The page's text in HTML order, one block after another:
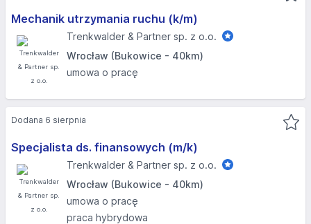
Mechanik utrzymania ruchu (k/m)
Trenkwalder & Partner sp. z o.o.
Wrocław (Bukowice - 40km)
umowa o pracę
Specjalista ds. finansowych (m/k)
Trenkwalder & Partner sp. z o.o.
Wrocław (Bukowice - 40km)
umowa o pracę
praca hybrydowa
Dodana 6 sierpnia